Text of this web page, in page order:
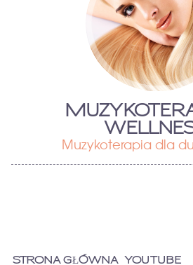
Muzykoterapia dla
STRONA GŁÓWNA YOUTUBE